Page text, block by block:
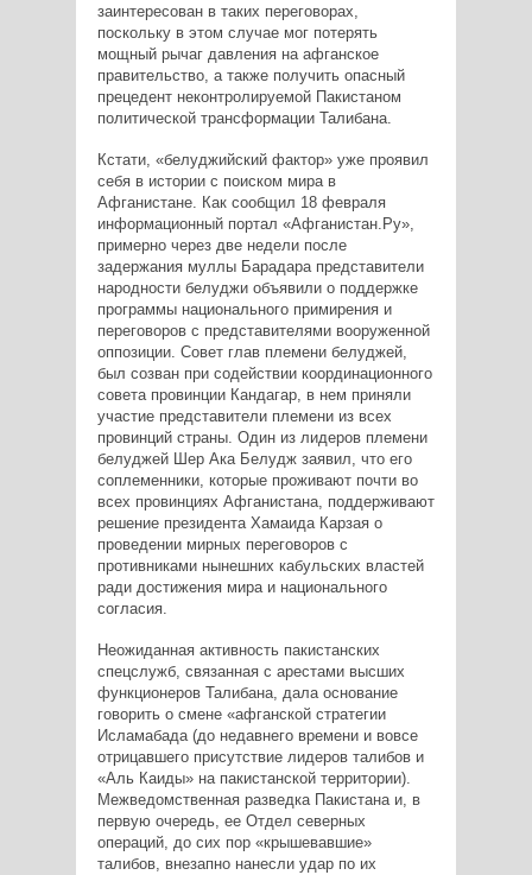
заинтересован в таких переговорах,
поскольку в этом случае мог потерять
мощный рычаг давления на афганское
правительство, а также получить опасный
прецедент неконтролируемой Пакистаном
политической трансформации Талибана.
Кстати, «белуджийский фактор» уже проявил
себя в истории с поиском мира в
Афганистане. Как сообщил 18 февраля
информационный портал «Афганистан.Ру»,
примерно через две недели после
задержания муллы Барадара представители
народности белуджи объявили о поддержке
программы национального примирения и
переговоров с представителями вооруженной
оппозиции. Совет глав племени белуджей,
был созван при содействии координационного
совета провинции Кандагар, в нем приняли
участие представители племени из всех
провинций страны. Один из лидеров племени
белуджей Шер Ака Белудж заявил, что его
соплеменники, которые проживают почти во
всех провинциях Афганистана, поддерживают
решение президента Хамаида Карзая о
проведении мирных переговоров с
противниками нынешних кабульских властей
ради достижения мира и национального
согласия.
Неожиданная активность пакистанских
спецслужб, связанная с арестами высших
функционеров Талибана, дала основание
говорить о смене «афганской стратегии
Исламабада (до недавнего времени и вовсе
отрицавшего присутствие лидеров талибов и
«Аль Каиды» на пакистанской территории).
Межведомственная разведка Пакистана и, в
первую очередь, ее Отдел северных
операций, до сих пор «крышевавшие»
талибов, внезапно нанесли удар по их